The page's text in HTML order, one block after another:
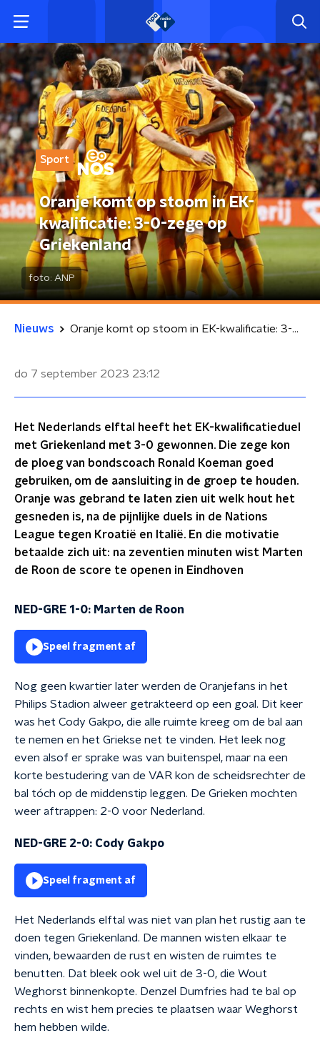
Sport
Oranje komt op stoom in EK-
kwalificatie: 3-0-zege op
Griekenland
foto: ANP
Nieuws Oranje komt op stoom in EK-kwalificatie: 3-0-zege op Griekenland
do 7 september 2023 23:12
Het Nederlands elftal heeft het EK-kwalificatieduel
met Griekenland met 3-0 gewonnen. Die zege kon
de ploeg van bondscoach Ronald Koeman goed
gebruiken, om de aansluiting in de groep te houden.
Oranje was gebrand te laten zien uit welk hout het
gesneden is, na de pijnlijke duels in de Nations
League tegen Kroatië en Italië. En die motivatie
betaalde zich uit: na zeventien minuten wist Marten
de Roon de score te openen in Eindhoven
NED-GRE 1-0: Marten de Roon
Speel fragment af
Nog geen kwartier later werden de Oranjefans in het
Philips Stadion alweer getrakteerd op een goal. Dit keer
was het Cody Gakpo, die alle ruimte kreeg om de bal aan
te nemen en het Griekse net te vinden. Het leek nog
even alsof er sprake was van buitenspel, maar na een
korte bestudering van de VAR kon de scheidsrechter de
bal tóch op de middenstip leggen. De Grieken mochten
weer aftrappen: 2-0 voor Nederland.
NED-GRE 2-0: Cody Gakpo
Speel fragment af
Het Nederlands elftal was niet van plan het rustig aan te
doen tegen Griekenland. De mannen wisten elkaar te
vinden, bewaarden de rust en wisten de ruimtes te
benutten. Dat bleek ook wel uit de 3-0, die Wout
Weghorst binnenkopte. Denzel Dumfries had te bal op
rechts en wist hem precies te plaatsen waar Weghorst
hem hebben wilde.